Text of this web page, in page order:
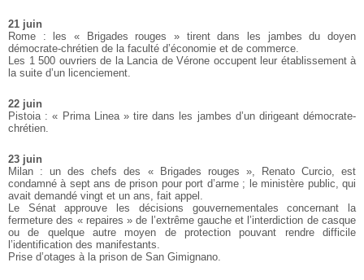
21 juin
Rome : les « Brigades rouges » tirent dans les jambes du doyen
démocrate-chrétien de la faculté d’économie et de commerce.
Les 1 500 ouvriers de la Lancia de Vérone occupent leur établissement à
la suite d’un licenciement.
22 juin
Pistoia : « Prima Linea » tire dans les jambes d’un dirigeant démocrate-
chrétien.
23 juin
Milan : un des chefs des « Brigades rouges », Renato Curcio, est
condamné à sept ans de prison pour port d’arme ; le ministère public, qui
avait demandé vingt et un ans, fait appel.
Le Sénat approuve les décisions gouvernementales concernant la
fermeture des « repaires » de l’extrême gauche et l’interdiction de casque
ou de quelque autre moyen de protection pouvant rendre difficile
l’identification des manifestants.
Prise d’otages à la prison de San Gimignano.